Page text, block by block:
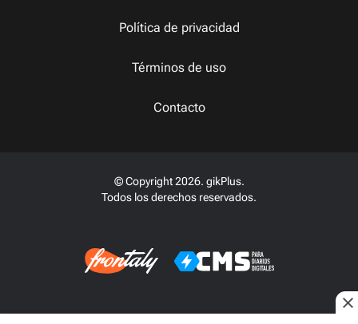
Política de privacidad
Términos de uso
Contacto
© Copyright 2026. gikPlus.
Todos los derechos reservados.